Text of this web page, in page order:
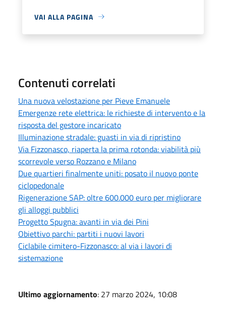
VAI ALLA PAGINA
Contenuti correlati
Una nuova velostazione per Pieve Emanuele
Emergenze rete elettrica: le richieste di intervento e la
risposta del gestore incaricato
Illuminazione stradale: guasti in via di ripristino
Via Fizzonasco, riaperta la prima rotonda: viabilità più
scorrevole verso Rozzano e Milano
Due quartieri finalmente uniti: posato il nuovo ponte
ciclopedonale
Rigenerazione SAP: oltre 600.000 euro per migliorare
gli alloggi pubblici
Progetto Spugna: avanti in via dei Pini
Obiettivo parchi: partiti i nuovi lavori
Ciclabile cimitero-Fizzonasco: al via i lavori di
sistemazione
Ultimo aggiornamento: 27 marzo 2024, 10:08